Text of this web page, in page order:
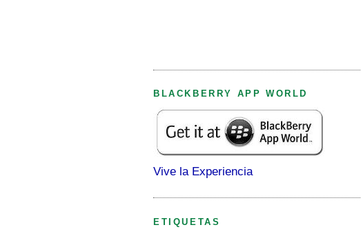
BLACKBERRY APP WORLD
Vive la Experiencia
ETIQUETAS